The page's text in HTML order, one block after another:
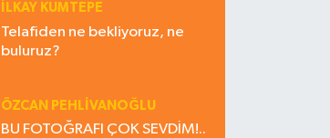
İLKAY KUMTEPE
Telafiden ne bekliyoruz, ne
buluruz?
ÖZCAN PEHLİVANOĞLU
BU FOTOĞRAFI ÇOK SEVDİM!..